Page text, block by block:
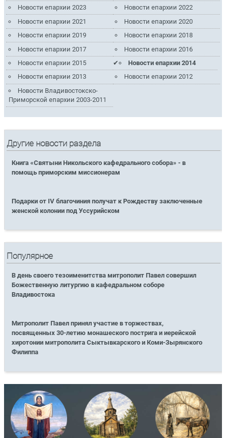
Новости епархии 2023
Новости епархии 2022
Новости епархии 2021
Новости епархии 2020
Новости епархии 2019
Новости епархии 2018
Новости епархии 2017
Новости епархии 2016
Новости епархии 2015
Новости епархии 2014
Новости епархии 2013
Новости епархии 2012
Новости Владивостокско-
Приморской епархии 2003-2011
Другие новости раздела
Книга «Святыни Никольского кафедрального собора» - в
помощь приморским миссионерам
Подарки от IV благочиния получат к Рождеству заключенные
женской колонии под Уссурийском
Популярное
В день своего тезоименитства митрополит Павел совершил
Божественную литургию в кафедральном соборе
Владивостока
Митрополит Павел принял участие в торжествах,
посвященных 30-летию монашеского пострига и иерейской
хиротонии митрополита Сыктывкарского и Коми-Зырянского
Филиппа